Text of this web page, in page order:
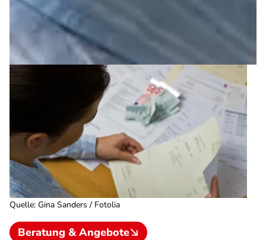
Quelle: Gina Sanders / Fotolia
Beratung & Angebote